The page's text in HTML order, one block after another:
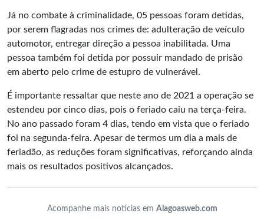
Já no combate à criminalidade, 05 pessoas foram detidas,
por serem flagradas nos crimes de: adulteração de veículo
automotor, entregar direção a pessoa inabilitada. Uma
pessoa também foi detida por possuir mandado de prisão
em aberto pelo crime de estupro de vulnerável.
É importante ressaltar que neste ano de 2021 a operação se
estendeu por cinco dias, pois o feriado caiu na terça-feira.
No ano passado foram 4 dias, tendo em vista que o feriado
foi na segunda-feira. Apesar de termos um dia a mais de
feriadão, as reduções foram significativas, reforçando ainda
mais os resultados positivos alcançados.
Acompanhe mais notícias em Alagoasweb.com